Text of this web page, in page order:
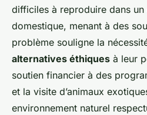
difficiles à reproduire dans un
domestique, menant à des
problème souligne la
alternatives éthiques à leur
soutien financier à des
et la visite d’animaux
environnement naturel